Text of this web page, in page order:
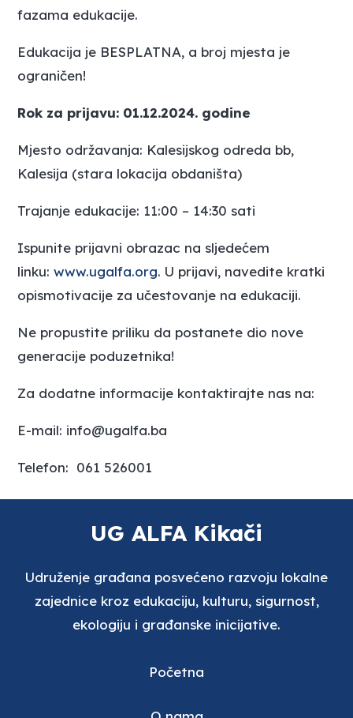
fazama edukacije.
Edukacija je BESPLATNA, a broj mjesta je
ograničen!
Rok za prijavu: 01.12.2024. godine
Mjesto održavanja: Kalesijskog odreda bb,
Kalesija (stara lokacija obdaništa)
Trajanje edukacije: 11:00 – 14:30 sati
Ispunite prijavni obrazac na sljedećem
linku:www.ugalfa.org. U prijavi, navedite kratki
opismotivacije za učestovanje na edukaciji.
Ne propustite priliku da postanete dio nove
generacije poduzetnika!
Za dodatne informacije kontaktirajte nas na:
E-mail: info@ugalfa.ba
Telefon: 061 526001
UG ALFA Kikači
Udruženje građana posvećeno razvoju lokalne
zajednice kroz edukaciju, kulturu, sigurnost,
ekologiju i građanske inicijative.
Početna